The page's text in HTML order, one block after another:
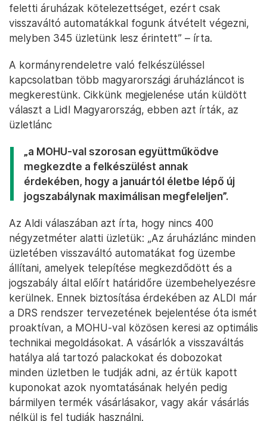
feletti áruházak kötelezettséget, ezért csak
visszaváltó automatákkal fogunk átvételt végezni,
melyben 345 üzletünk lesz érintett” – írta.
A kormányrendeletre való felkészüléssel
kapcsolatban több magyarországi áruházláncot is
megkerestünk. Cikkünk megjelenése után küldött
választ a Lidl Magyarország, ebben azt írták, az
üzletlánc
„a MOHU-val szorosan együttműködve
megkezdte a felkészülést annak
érdekében, hogy a januártól életbe lépő új
jogszabálynak maximálisan megfeleljen”.
Az Aldi válaszában azt írta, hogy nincs 400
négyzetméter alatti üzletük: „Az áruházlánc minden
üzletében visszaváltó automatákat fog üzembe
állítani, amelyek telepítése megkezdődött és a
jogszabály által előírt határidőre üzembehelyezésre
kerülnek. Ennek biztosítása érdekében az ALDI már
a DRS rendszer tervezetének bejelentése óta ismét
proaktívan, a MOHU-val közösen keresi az optimális
technikai megoldásokat. A vásárlók a visszaváltás
hatálya alá tartozó palackokat és dobozokat
minden üzletben le tudják adni, az értük kapott
kuponokat azok nyomtatásának helyén pedig
bármilyen termék vásárlásakor, vagy akár vásárlás
nélkül is fel tudják használni.